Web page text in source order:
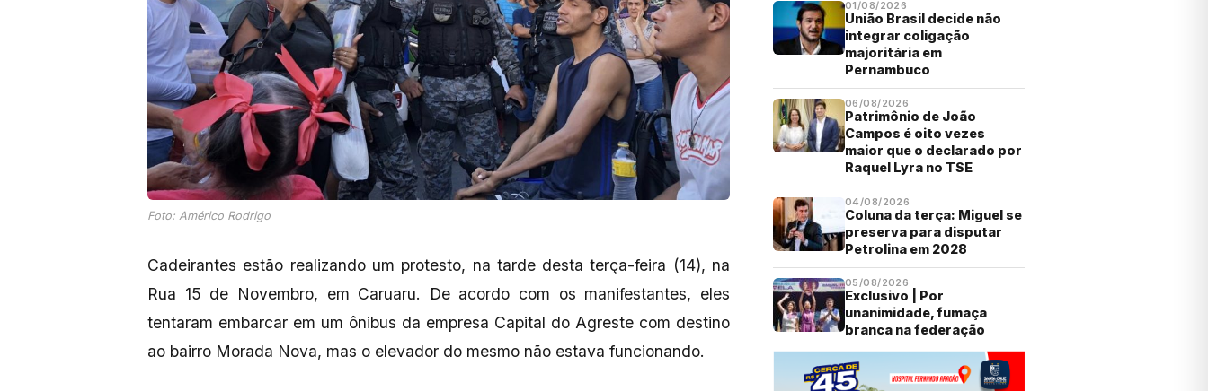
Foto: Américo Rodrigo
Cadeirantes estão realizando um protesto, na tarde desta terça-feira (14), na
Rua 15 de Novembro, em Caruaru. De acordo com os manifestantes, eles
tentaram embarcar em um ônibus da empresa Capital do Agreste com destino
ao bairro Morada Nova, mas o elevador do mesmo não estava funcionando.
01/08/2026
União Brasil decide não
integrar coligação
majoritária em
Pernambuco
06/08/2026
Patrimônio de João
Campos é oito vezes
maior que o declarado por
Raquel Lyra no TSE
04/08/2026
Coluna da terça: Miguel se
preserva para disputar
Petrolina em 2028
05/08/2026
Exclusivo | Por
unanimidade, fumaça
branca na federação